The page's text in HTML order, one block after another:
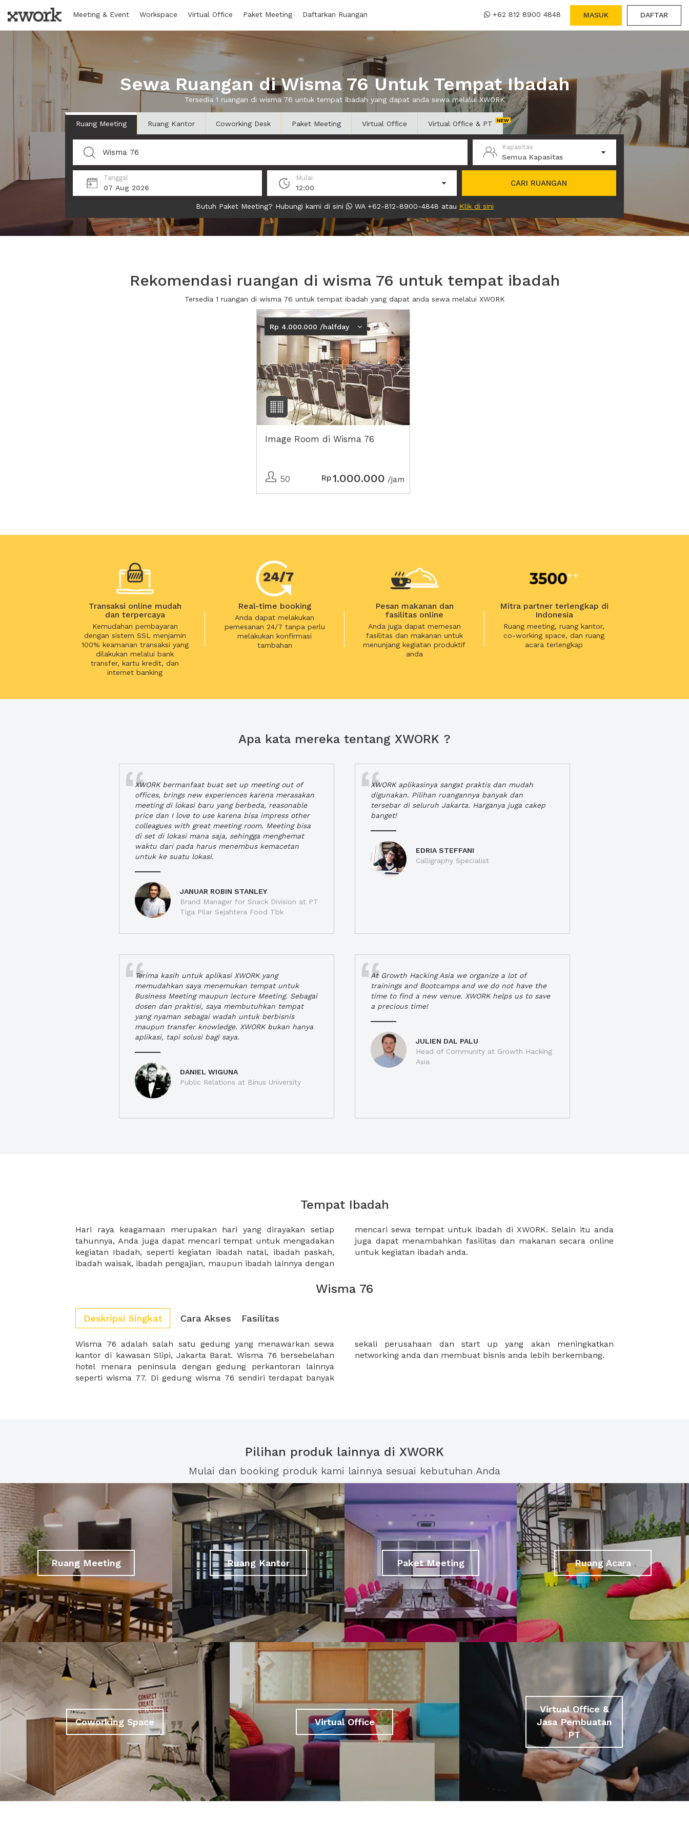
Meeting & Event Workspace Virtual Office Paket Meeting Daftarkan Ruangan +62 812 8900 4848 MASUK DAFTAR
Sewa Ruangan di Wisma 76 Untuk Tempat Ibadah
Tersedia 1 ruangan di wisma 76 untuk tempat ibadah yang dapat anda sewa melalui XWORK
Ruang Meeting Ruang Kantor Coworking Desk Paket Meeting Virtual Office Virtual Office & PT
Kapasitas
Semua Kapasitas
Tanggal
07 Aug 2026
Mulai
12:00
CARI RUANGAN
Butuh Paket Meeting? Hubungi kami di sini WA +62-812-8900-4848 atau Klik di sini
Rekomendasi ruangan di wisma 76 untuk tempat ibadah
Tersedia 1 ruangan di wisma 76 untuk tempat ibadah yang dapat anda sewa melalui XWORK
Previous Next2
Rp 4.000.000 /halfday
Image Room di Wisma 76
50 Rp1.000.000 /jam
Transaksi online mudah
dan terpercaya
Kemudahan pembayaran
dengan sistem SSL menjamin
100% keamanan transaksi yang
dilakukan melalui bank
transfer, kartu kredit, dan
internet banking
Real-time booking
Anda dapat melakukan
pemesanan 24/7 tanpa perlu
melakukan konfirmasi
tambahan
Pesan makanan dan
fasilitas online
Anda juga dapat memesan
fasilitas dan makanan untuk
menunjang kegiatan produktif
anda
Mitra partner terlengkap di
Indonesia
Ruang meeting, ruang kantor,
co-working space, dan ruang
acara terlengkap
Apa kata mereka tentang XWORK ?
XWORK bermanfaat buat set up meeting out of
offices, brings new experiences karena merasakan
meeting di lokasi baru yang berbeda, reasonable
price dan I love to use karena bisa impress other
colleagues with great meeting room. Meeting bisa
di set di lokasi mana saja, sehingga menghemat
waktu dari pada harus menembus kemacetan
untuk ke suatu lokasi.
JANUAR ROBIN STANLEY
Brand Manager for Snack Division at PT
Tiga Pilar Sejahtera Food Tbk
XWORK aplikasinya sangat praktis dan mudah
digunakan. Pilihan ruangannya banyak dan
tersebar di seluruh Jakarta. Harganya juga cakep
banget!
EDRIA STEFFANI
Calligraphy Specialist
Terima kasih untuk aplikasi XWORK yang
memudahkan saya menemukan tempat untuk
Business Meeting maupun lecture Meeting. Sebagai
dosen dan praktisi, saya membutuhkan tempat
yang nyaman sebagai wadah untuk berbisnis
maupun transfer knowledge. XWORK bukan hanya
aplikasi, tapi solusi bagi saya.
DANIEL WIGUNA
Public Relations at Binus University
At Growth Hacking Asia we organize a lot of
trainings and Bootcamps and we do not have the
time to find a new venue. XWORK helps us to save
a precious time!
JULIEN DAL PALU
Head of Community at Growth Hacking
Asia
Tempat Ibadah
Hari raya keagamaan merupakan hari yang dirayakan setiap
tahunnya, Anda juga dapat mencari tempat untuk mengadakan
kegiatan Ibadah, seperti kegiatan ibadah natal, ibadah paskah,
ibadah waisak, ibadah pengajian, maupun ibadah lainnya dengan
mencari sewa tempat untuk ibadah di XWORK. Selain itu anda
juga dapat menambahkan fasilitas dan makanan secara online
untuk kegiatan ibadah anda.
Wisma 76
Deskripsi Singkat Cara Akses Fasilitas
Wisma 76 adalah salah satu gedung yang menawarkan sewa
kantor di kawasan Slipi, Jakarta Barat. Wisma 76 bersebelahan
hotel menara peninsula dengan gedung perkantoran lainnya
seperti wisma 77. Di gedung wisma 76 sendiri terdapat banyak
sekali perusahaan dan start up yang akan meningkatkan
networking anda dan membuat bisnis anda lebih berkembang.
Pilihan produk lainnya di XWORK
Mulai dan booking produk kami lainnya sesuai kebutuhan Anda
Ruang Meeting Ruang Kantor Paket Meeting Ruang Acara
Coworking Space Virtual Office
Virtual Office &
Jasa Pembuatan
PT